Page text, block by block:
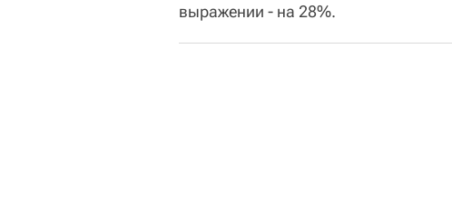
выражении - на 28%.